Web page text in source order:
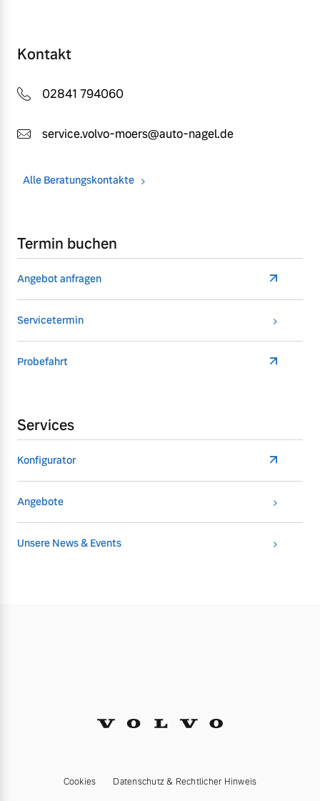
Kontakt
02841 794060
service.volvo-moers@auto-nagel.de
Alle Beratungskontakte
Termin buchen
Angebot anfragen
Servicetermin
Probefahrt
Services
Konfigurator
Angebote
Unsere News & Events
Cookies Datenschutz & Rechtlicher Hinweis